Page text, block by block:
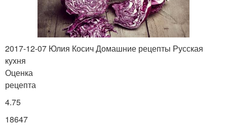
2017-12-07 Юлия Косич Домашние рецепты Русская
кухня
Оценка
рецепта
4.75
18647